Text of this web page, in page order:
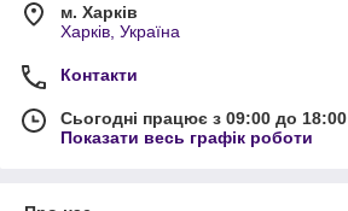
м. Харків
Харків, Україна
Контакти
Сьогодні працює з 09:00 до 18:00
Показати весь графік роботи